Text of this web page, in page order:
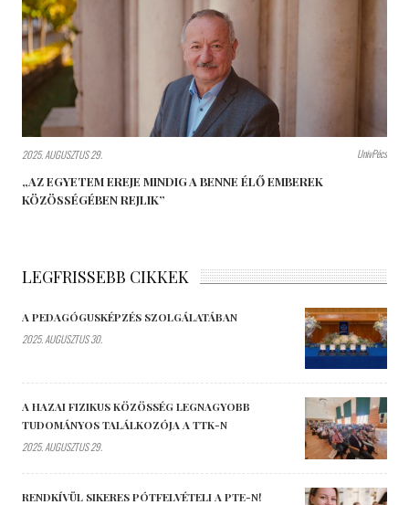
2025. AUGUSZTUS 29. UnivPécs
„AZ EGYETEM EREJE MINDIG A BENNE ÉLŐ EMBEREK
KÖZÖSSÉGÉBEN REJLIK”
LEGFRISSEBB CIKKEK
A PEDAGÓGUSKÉPZÉS SZOLGÁLATÁBAN
2025. AUGUSZTUS 30.
A HAZAI FIZIKUS KÖZÖSSÉG LEGNAGYOBB
TUDOMÁNYOS TALÁLKOZÓJA A TTK-N
2025. AUGUSZTUS 29.
RENDKÍVÜL SIKERES PÓTFELVÉTELI A PTE-N!